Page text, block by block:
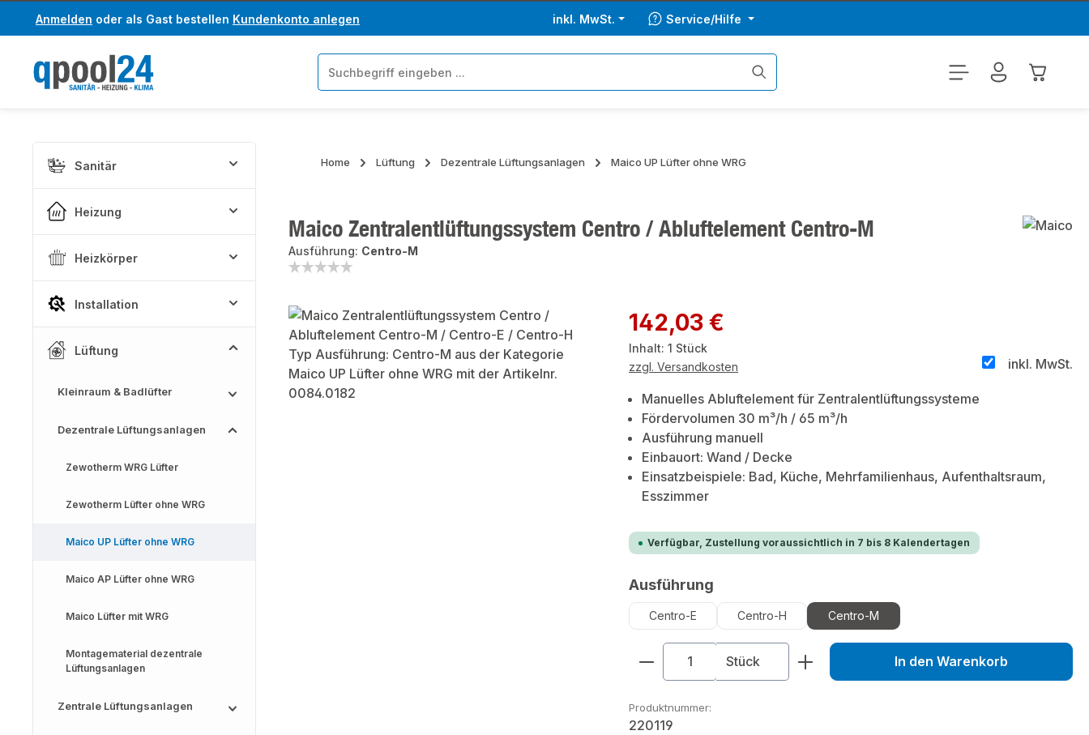
Hauptinhalt springen
Zur Suche springen
Anmelden oder als Gast bestellen Kundenkonto anlegen inkl. MwSt. Service/Hilfe
Sanitär
Heizung
Heizkörper
Installation
Lüftung
Kleinraum & Badlüfter
Dezentrale Lüftungsanlagen
Zewotherm WRG Lüfter
Zewotherm Lüfter ohne WRG
Maico UP Lüfter ohne WRG
Maico AP Lüfter ohne WRG
Maico Lüfter mit WRG
Montagematerial dezentrale
Lüftungsanlagen
Zentrale Lüftungsanlagen
Home Lüftung Dezentrale Lüftungsanlagen Maico UP Lüfter ohne WRG
Maico Zentralentlüftungssystem Centro / Abluftelement Centro-M
Ausführung: Centro-M
Bildergalerie überspringen Regulärer Preis:
142,03 €
Inhalt: 1 Stück
inkl. MwSt.
zzgl. Versandkosten
Manuelles Abluftelement für Zentralentlüftungssysteme
Fördervolumen 30 m³/h / 65 m³/h
Ausführung manuell
Einbauort: Wand / Decke
Einsatzbeispiele: Bad, Küche, Mehrfamilienhaus, Aufenthaltsraum,
Esszimmer
Verfügbar, Zustellung voraussichtlich in 7 bis 8 Kalendertagen
Ausführung
Centro-E Centro-H Centro-M
Produkt Anzahl: Gib den gewünschten Wert
Stück In den Warenkorb
Produktnummer:
220119